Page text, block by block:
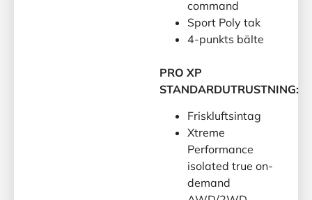
command
Sport Poly tak
4-punkts bälte
PRO XP
STANDARDUTRUSTNING:
Friskluftsintag
Xtreme
Performance
isolated true on-
demand